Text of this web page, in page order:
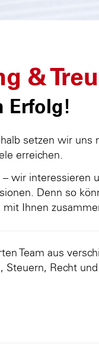
&
Erfolg!
setzen wir uns
erreichen.
wir interessieren
Denn so
Ihnen
Team aus
Steuern, Recht